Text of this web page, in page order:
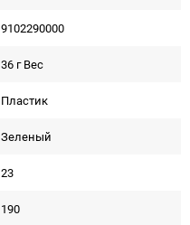
9102290000
36 г Вес
Пластик
Зеленый
23
190